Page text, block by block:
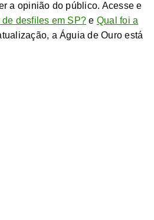
a opinião do público. Acesse e
desfiles em SP? e Qual foi a
a Águia de Ouro está